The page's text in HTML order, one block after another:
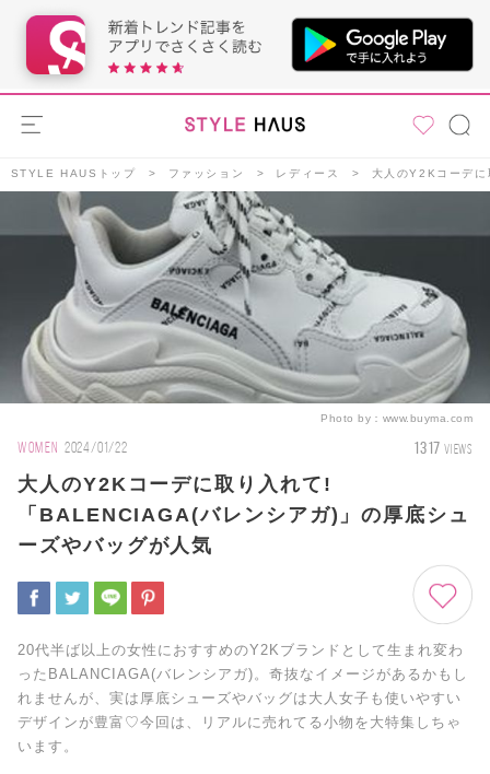
STYLE HAUSトップ ファッション レディース 大人のY2Kコーデ
Photo by： www.buyma.com
WOMEN 2024/01/22 1317 VIEWS
大人のY2Kコーデに取り入れて!
「BALENCIAGA(バレンシアガ)」の厚底シュ
ーズやバッグが人気
20代半ば以上の女性におすすめのY2Kブランドとして生まれ変わ
ったBALANCIAGA(バレンシアガ)。奇抜なイメージがあるかもし
れませんが、実は厚底シューズやバッグは大人女子も使いやすい
デザインが豊富♡今回は、リアルに売れてる小物を大特集しちゃ
います。